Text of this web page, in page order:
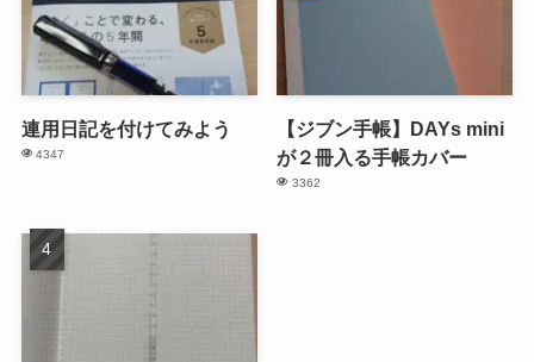
連用日記を付けてみよう
4347
【ジブン手帳】DAYs mini
が２冊入る手帳カバー
3362